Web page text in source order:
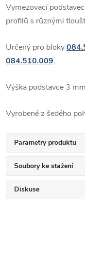
Vymezovací
profilů s různými
Určený pro bloky
084.510.009.
Výška podstavce 3
Vyrobené z šedého
Parametry produktu
Soubory ke stažení
Diskuse